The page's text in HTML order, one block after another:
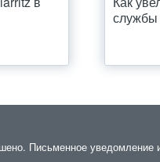
службы
Письменное уведомление